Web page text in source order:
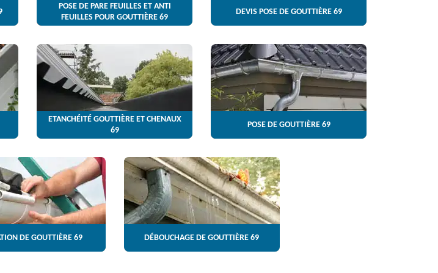
POSE DE PARE FEUILLES ET ANTI
FEUILLES POUR GOUTTIÈRE 69
DEVIS POSE DE GOUTTIÈRE 69
ETANCHÉITÉ GOUTTIÈRE ET CHENAUX
69
POSE DE GOUTTIÈRE 69
DE GOUTTIÈRE 69 DÉBOUCHAGE DE GOUTTIÈRE 69